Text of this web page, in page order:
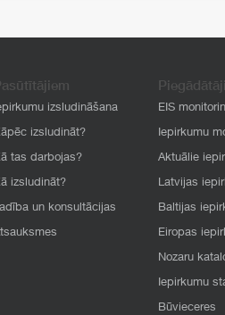
izsludināšana
izsludināt?
tas darbojas?
izsludināt?
un konsultācijas
EIS
Iepirkumu
Aktuālie
Latvijas
Baltijas
Eiropas
Nozaru
Iepirkumu
Būvieceres